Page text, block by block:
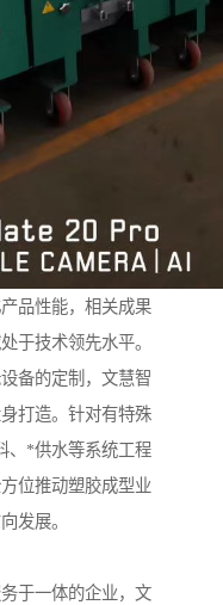
品性能，相关成果
于技术领先水平。
备的定制，文慧智
打造。针对有特殊
、*供水等系统工程
位推动塑胶成型业
发展。
于一体的企业，文